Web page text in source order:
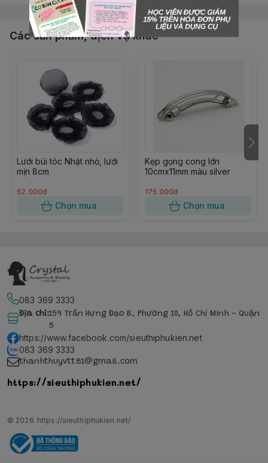
Các sản phẩm, dịch vụ khác
Lưới búi tóc Nhật nhỏ, lưới
mịn 8cm
52.000đ
Chọn mua
Kẹp gọng cong lớn
10cmx11mm màu silver
175.000đ
Chọn mua
083 369 3333
Địa chỉ:159 Trần Hưng Đạo B, Phường 10, Hồ Chí Minh - Quận
5
https://www.facebook.com/sieuthiphukien.net
083 369 3333
thanhthuyvtt81@gmail.com
https://sieuthiphukien.net/
© 2026 https://sieuthiphukien.net/